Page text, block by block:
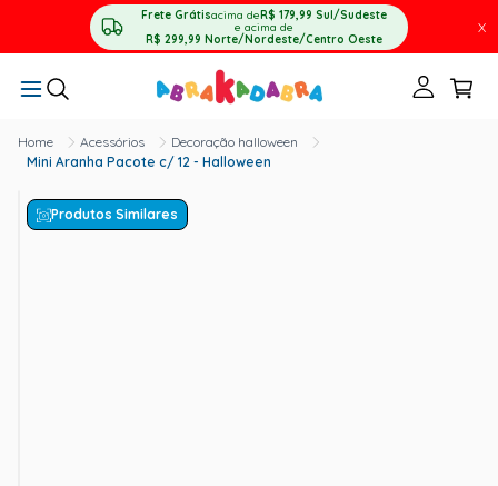
Frete Grátisacima deR$ 179,99 Sul/Sudeste
e acima de
R$ 299,99 Norte/Nordeste/Centro Oeste
X
Acessórios
Decoração halloween
Mini Aranha Pacote c/ 12 - Halloween
Produtos Similares